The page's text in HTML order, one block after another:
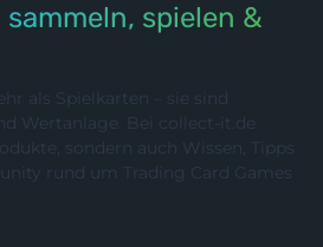
sammeln, spielen &
als Spielkarten – sie sind
Wertanlage. Bei collect-it.de
sondern auch Wissen, Tipps
rund um Trading Card Games